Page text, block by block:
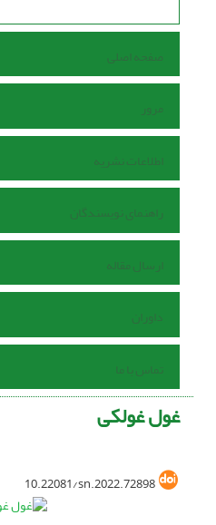
صفحه اصلی
مرور
اطلاعات نشریه
راهنمای نویسندگان
ارسال مقاله
داوران
تماس با ما
غول غولکی
10.22081/sn.2022.72898